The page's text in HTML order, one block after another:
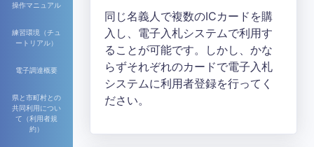
操作マニュアル
練習環境（チュ
ートリアル）
電子調達概要
県と市町村との
共同利用につい
て（利用者規
約）
同じ名義人で複数のICカードを購
入し、電子入札システムで利用す
ることが可能です。しかし、かな
らずそれぞれのカードで電子入札
システムに利用者登録を行ってく
ださい。